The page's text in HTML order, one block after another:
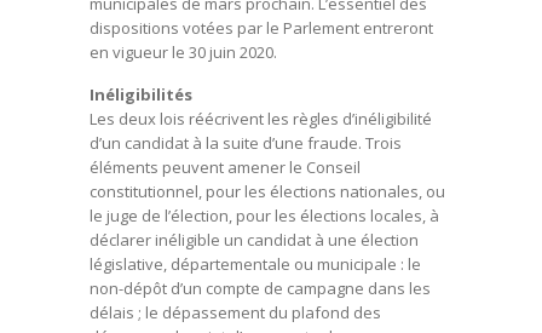
dispositions votées par le Parlement entreront
en vigueur le 30 juin 2020.
Inéligibilités
Les deux lois réécrivent les règles d’inéligibilité
d’un candidat à la suite d’une fraude. Trois
éléments peuvent amener le Conseil
constitutionnel, pour les élections nationales, ou
le juge de l’élection, pour les élections locales, à
déclarer inéligible un candidat à une élection
législative, départementale ou municipale : le
non-dépôt d’un compte de campagne dans les
délais ; le dépassement du plafond des